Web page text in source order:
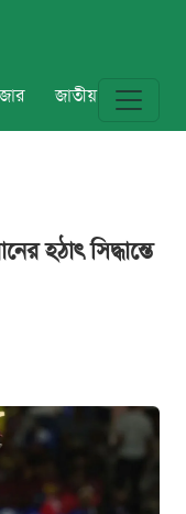
জাতীয় বিশ্ব
হঠাৎ সিদ্ধান্তে